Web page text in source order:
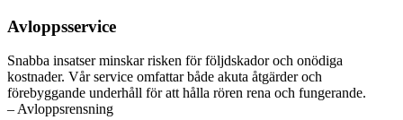
Avloppsservice
Snabba insatser minskar risken för följdskador och onödiga
kostnader. Vår service omfattar både akuta åtgärder och
förebyggande underhåll för att hålla rören rena och fungerande.
– Avloppsrensning